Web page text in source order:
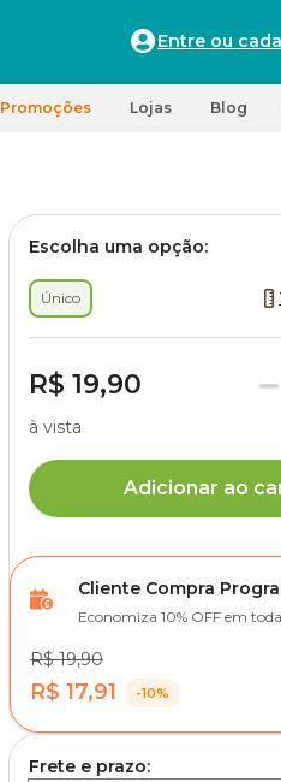
Entre ou
Promoções Lojas Blog
Escolha uma opção:
Único
R$ 19,90
à vista
Adicionar ao
Cliente Compra
Economiza 10% OFF em
R$ 19,90
R$ 17,91 -10%
Frete e prazo: